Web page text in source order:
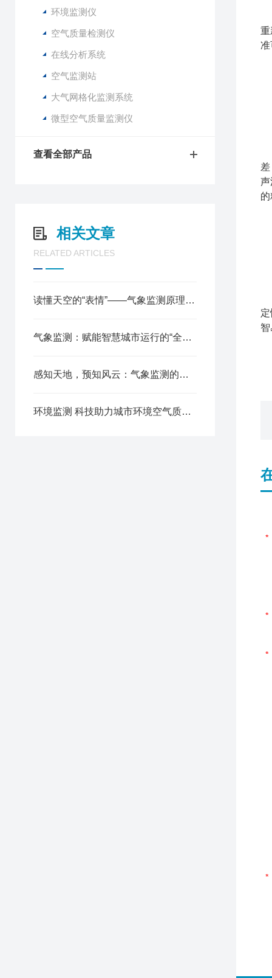
环境监测仪
空气质量检测仪
在线分析系统
空气监测站
大气网格化监测系统
微型空气质量监测仪
查看全部产品
相关文章
RELATED ARTICLES
读懂天空的“表情”——气象监测原理与防灾减灾应用
气象监测：赋能智慧城市运行的“全域感知神经”
感知天地，预知风云：气象监测的核心作用
环境监测 科技助力城市环境空气质量稳定向好
重
准
声